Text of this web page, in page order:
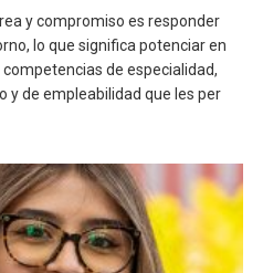
y compromiso es responder
lo que significa potenciar en
de especialidad,
y de empleabilidad que les per